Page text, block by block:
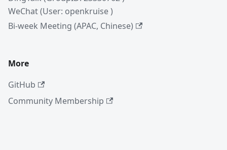
WeChat (User: openkruise )
Bi-week Meeting (APAC, Chinese)
More
GitHub
Community Membership